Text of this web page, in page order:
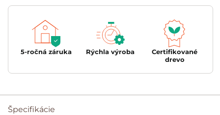
5-ročná záruka Rýchla výroba
Certifikované
drevo
Špecifikácie